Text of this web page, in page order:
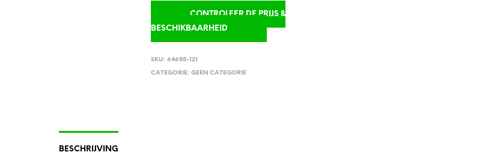
CONTROLEER DE PRIJS &
BESCHIKBAARHEID
SKU:64655-121
CATEGORIE:GEEN CATEGORIE
BESCHRIJVING